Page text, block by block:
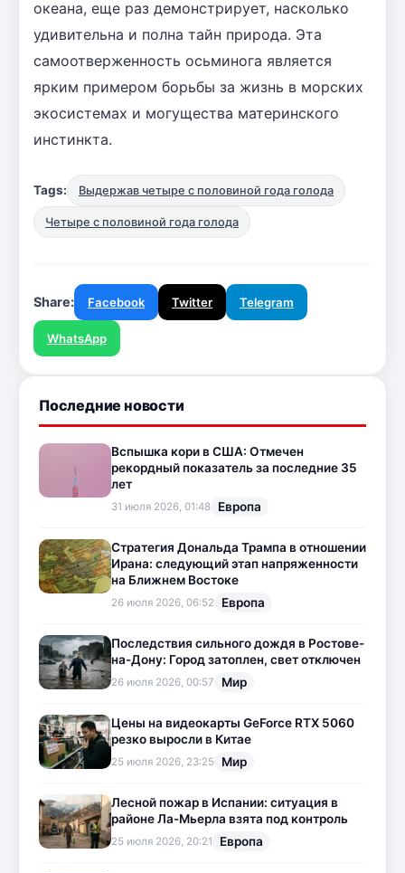
океана, еще раз демонстрирует, насколько
удивительна и полна тайн природа. Эта
самоотверженность осьминога является
ярким примером борьбы за жизнь в морских
экосистемах и могущества материнского
инстинкта.
Tags: Выдержав четыре с половиной года голода
Четыре с половиной года голода
Share: Facebook Twitter Telegram
WhatsApp
Последние новости
Вспышка кори в США: Отмечен
рекордный показатель за последние 35
лет
31 июля 2026, 01:48 Европа
Стратегия Дональда Трампа в отношении
Ирана: следующий этап напряженности
на Ближнем Востоке
26 июля 2026, 06:52 Европа
Последствия сильного дождя в Ростове-
на-Дону: Город затоплен, свет отключен
26 июля 2026, 00:57 Мир
Цены на видеокарты GeForce RTX 5060
резко выросли в Китае
25 июля 2026, 23:25 Мир
Лесной пожар в Испании: ситуация в
районе Ла-Мьерла взята под контроль
25 июля 2026, 20:21 Европа